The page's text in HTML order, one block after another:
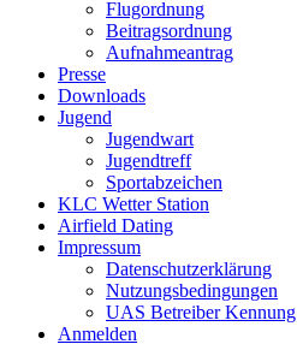
Flugordnung
Beitragsordnung
Aufnahmeantrag
Presse
Downloads
Jugend
Jugendwart
Jugendtreff
Sportabzeichen
KLC Wetter Station
Airfield Dating
Impressum
Datenschutzerklärung
Nutzungsbedingungen
UAS Betreiber Kennung
Anmelden